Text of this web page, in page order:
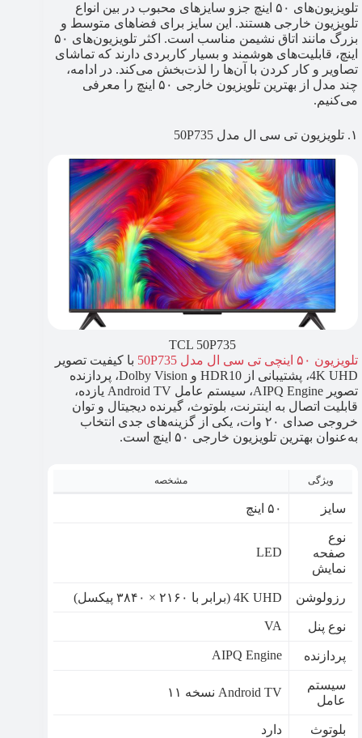
تلویزیون‌های ۵۰ اینچ جزو سایزهای محبوب در بین انواع
تلویزیون خارجی هستند. این سایز برای فضاهای متوسط و
بزرگ مانند اتاق نشیمن مناسب است. اکثر تلویزیون‌های ۵۰
اینچ، قابلیت‌های هوشمند و بسیار کاربردی دارند که تماشای
تصاویر و کار کردن با آن‌ها را لذت‌بخش می‌کند. در ادامه،
چند مدل از بهترین تلویزیون خارجی ۵۰ اینچ را معرفی
می‌کنیم.
۱. تلویزیون تی سی ال مدل 50P735
TCL 50P735
تلویزیون ۵۰ اینچی تی سی ال مدل 50P735
با کیفیت تصویر
4K UHD، پشتیبانی از HDR10 و Dolby Vision، پردازنده
تصویر AIPQ Engine، سیستم عامل Android TV یازده،
قابلیت اتصال به اینترنت، بلوتوث، گیرنده دیجیتال و توان
خروجی صدای ۲۰ وات، یکی از گزینه‌های جدی انتخاب
به‌عنوان بهترین تلویزیون خارجی ۵۰ اینچ است.
ویژگی مشخصه
سایز ۵۰ اینچ
نوع
صفحه
نمایش
LED
رزولوشن 4K UHD (برابر با ۲۱۶۰ × ۳۸۴۰ پیکسل)
نوع پنل VA
پردازنده AIPQ Engine
سیستم
عامل
Android TV نسخه ۱۱
بلوتوث دارد